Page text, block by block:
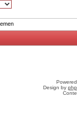
Design by